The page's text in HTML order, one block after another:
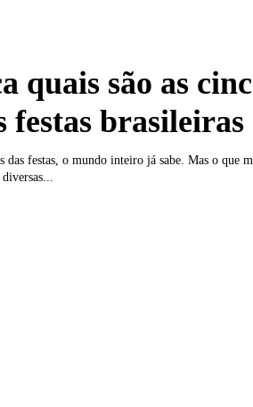
quais são as
festas brasileiras
das festas, o mundo inteiro já sabe. Mas o que